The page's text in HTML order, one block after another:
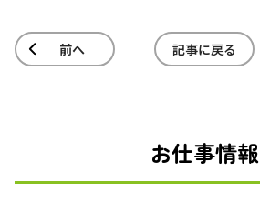
前へ 記事に戻る
お仕事情報